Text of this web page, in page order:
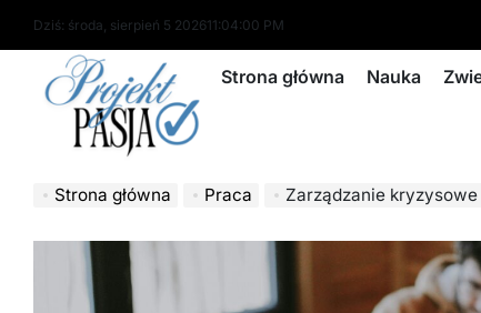
content
Dziś: środa, sierpień 5 202611:04:01 PM
projektpasja.pl
Strona główna Nauka
Strona główna Praca Zarządzanie kryzysowe – jak firmy